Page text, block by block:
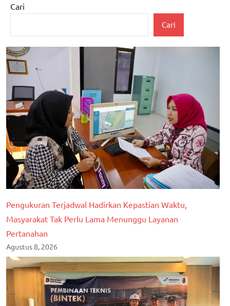
berita
Cilegon
berita
nasional
Cari
Cari
Pengukuran Terjadwal Hadirkan Kepastian Waktu,
Masyarakat Tak Perlu Lama Menunggu Layanan
Pertanahan
Agustus 8, 2026